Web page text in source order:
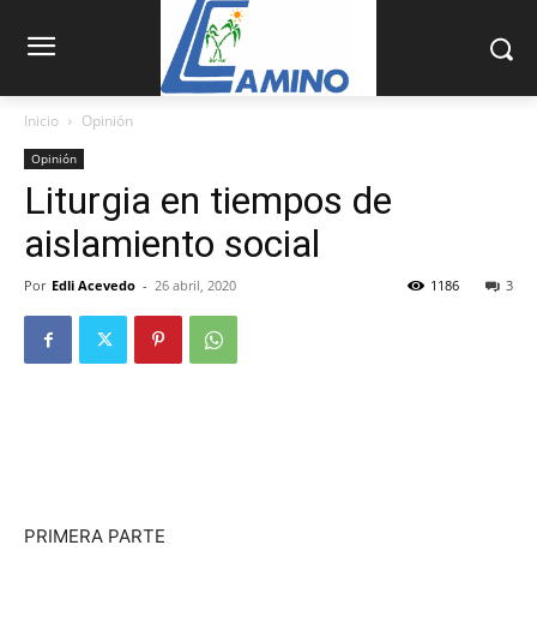
Inicio Opinión
Opinión
Liturgia en tiempos de
aislamiento social
Por Edli Acevedo - 26 abril, 2020 3
1186
PRIMERA PARTE